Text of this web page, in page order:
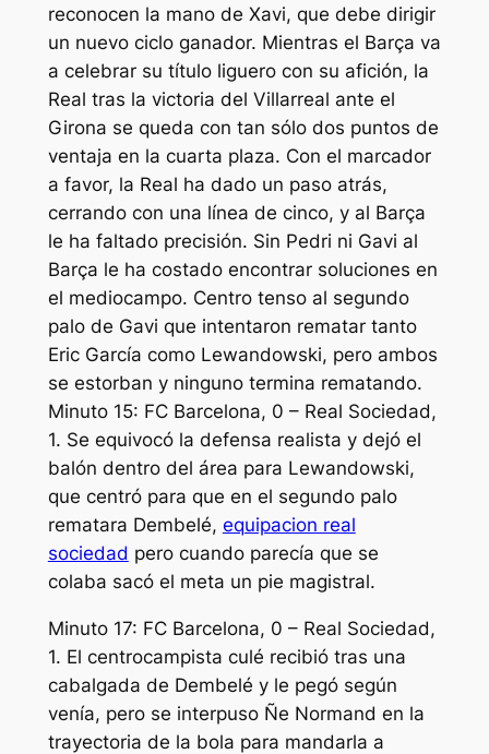
reconocen la mano de Xavi, que debe dirigir
un nuevo ciclo ganador. Mientras el Barça va
a celebrar su título liguero con su afición, la
Real tras la victoria del Villarreal ante el
Girona se queda con tan sólo dos puntos de
ventaja en la cuarta plaza. Con el marcador
a favor, la Real ha dado un paso atrás,
cerrando con una línea de cinco, y al Barça
le ha faltado precisión. Sin Pedri ni Gavi al
Barça le ha costado encontrar soluciones en
el mediocampo. Centro tenso al segundo
palo de Gavi que intentaron rematar tanto
Eric García como Lewandowski, pero ambos
se estorban y ninguno termina rematando.
Minuto 15: FC Barcelona, 0 – Real Sociedad,
1. Se equivocó la defensa realista y dejó el
balón dentro del área para Lewandowski,
que centró para que en el segundo palo
rematara Dembelé, equipacion real
sociedad pero cuando parecía que se
colaba sacó el meta un pie magistral.
Minuto 17: FC Barcelona, 0 – Real Sociedad,
1. El centrocampista culé recibió tras una
cabalgada de Dembelé y le pegó según
venía, pero se interpuso Ñe Normand en la
trayectoria de la bola para mandarla a